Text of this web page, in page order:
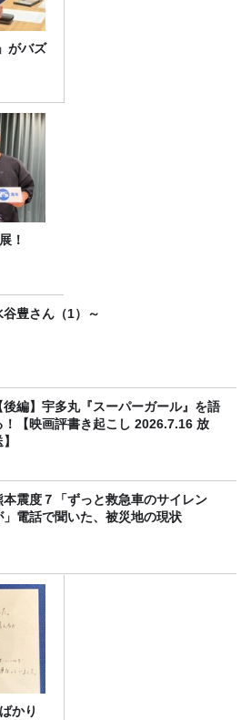
がバズ
！
谷豊さん（1）～
後編】宇多丸『スーパーガール』を語
！【映画評書き起こし 2026.7.16 放
本震度７「ずっと救急車のサイレン
」電話で聞いた、被災地の現状
かり